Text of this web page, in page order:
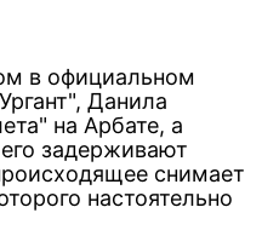
в официальном
Данила
на Арбате, а
задерживают
снимает
настоятельно